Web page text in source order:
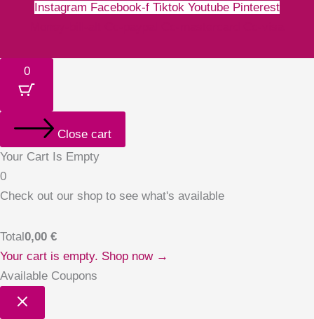
Instagram Facebook-f Tiktok Youtube Pinterest
0
Close cart
Your Cart Is Empty
0
Check out our shop to see what's available
Total0,00 €
Your cart is empty. Shop now →
Available Coupons